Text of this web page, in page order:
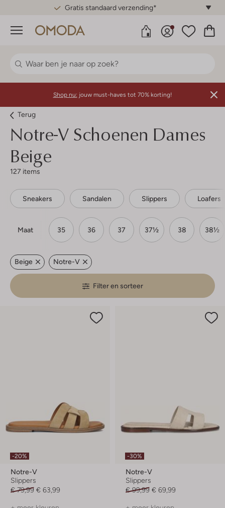
Gratis standaard verzending*
Menu
Shop nu: jouw must-haves tot 70% korting!
Terug
Notre-V Schoenen Dames
Beige
127 items
Sneakers Sandalen Slippers Loafers
Maat 35 36 37 37½ 38 38½
Beige Notre-V
Filter en sorteer
-20%
Notre-V
Slippers
€ 79,99 € 63,99
-30%
Notre-V
Slippers
€ 99,99 € 69,99